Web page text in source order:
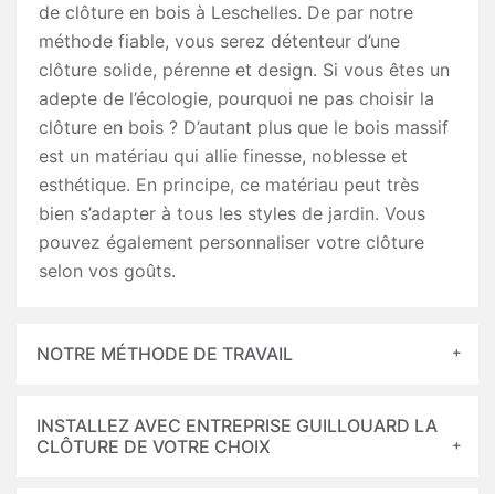
de clôture en bois à Leschelles. De par notre
méthode fiable, vous serez détenteur d’une
clôture solide, pérenne et design. Si vous êtes un
adepte de l’écologie, pourquoi ne pas choisir la
clôture en bois ? D’autant plus que le bois massif
est un matériau qui allie finesse, noblesse et
esthétique. En principe, ce matériau peut très
bien s’adapter à tous les styles de jardin. Vous
pouvez également personnaliser votre clôture
selon vos goûts.
NOTRE MÉTHODE DE TRAVAIL
INSTALLEZ AVEC ENTREPRISE GUILLOUARD LA
CLÔTURE DE VOTRE CHOIX